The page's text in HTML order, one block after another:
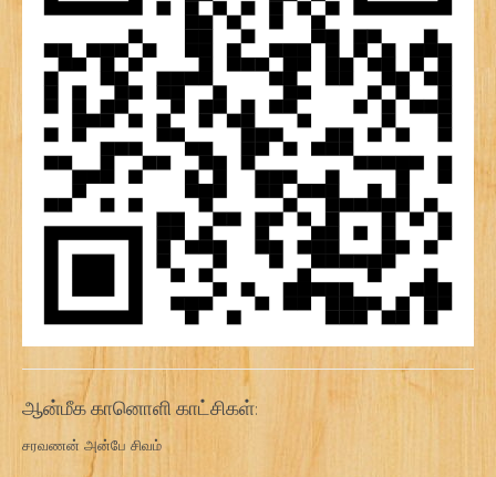
ஆன்மீக கானொளி காட்சிகள்:
சரவணன் அன்பே சிவம்